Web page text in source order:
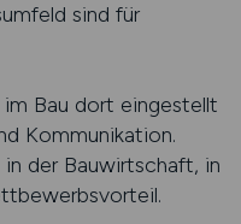
sind für
Bau dort eingestellt
Kommunikation.
der Bauwirtschaft, in